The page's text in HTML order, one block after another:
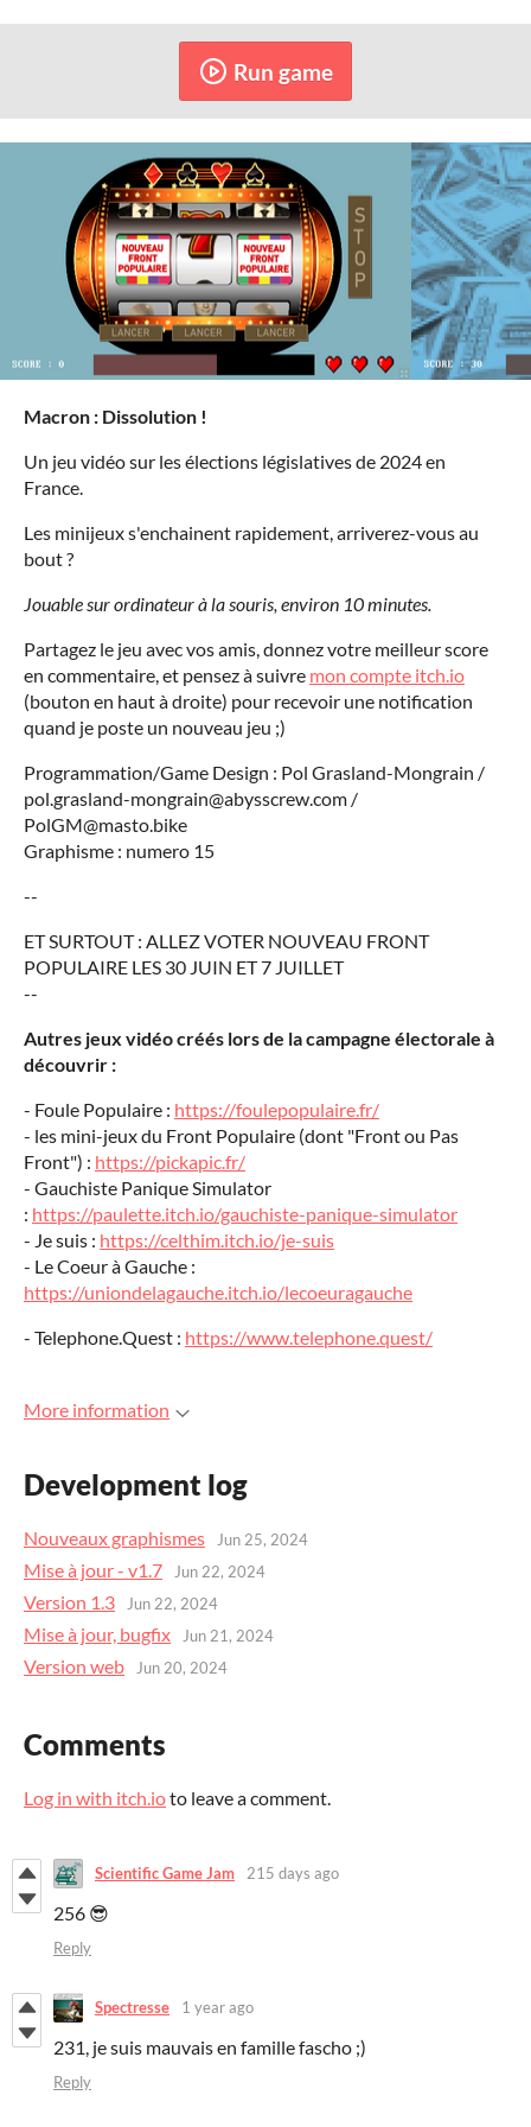
Run game
Macron : Dissolution !
Un jeu vidéo sur les élections législatives de 2024 en
France.
Les minijeux s'enchainent rapidement, arriverez-vous au
bout ?
Jouable sur ordinateur à la souris, environ 10 minutes.
Partagez le jeu avec vos amis, donnez votre meilleur score
en commentaire, et pensez à suivre mon compte itch.io
(bouton en haut à droite) pour recevoir une notification
quand je poste un nouveau jeu ;)
Programmation/Game Design : Pol Grasland-Mongrain /
pol.grasland-mongrain@abysscrew.com /
PolGM@masto.bike
Graphisme : numero 15
--
ET SURTOUT : ALLEZ VOTER NOUVEAU FRONT
POPULAIRE LES 30 JUIN ET 7 JUILLET
--
Autres jeux vidéo créés lors de la campagne électorale à
découvrir :
- Foule Populaire : https://foulepopulaire.fr/
- les mini-jeux du Front Populaire (dont "Front ou Pas
Front") : https://pickapic.fr/
- Gauchiste Panique Simulator
: https://paulette.itch.io/gauchiste-panique-simulator
- Je suis : https://celthim.itch.io/je-suis
- Le Coeur à Gauche :
https://uniondelagauche.itch.io/lecoeuragauche
- Telephone.Quest : https://www.telephone.quest/
More information
Development log
Nouveaux graphismes Jun 25, 2024
Mise à jour - v1.7 Jun 22, 2024
Version 1.3 Jun 22, 2024
Mise à jour, bugfix Jun 21, 2024
Version web Jun 20, 2024
Comments
Log in with itch.ioto leave a comment.
Scientific Game Jam 215 days ago
256 😎
Reply
Spectresse 1 year ago
231, je suis mauvais en famille fascho ;)
Reply